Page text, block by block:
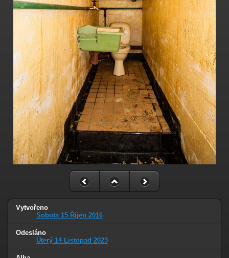
Vytvořeno
Sobota 15 Říjen 2016
Odesláno
Úterý 14 Listopad 2023